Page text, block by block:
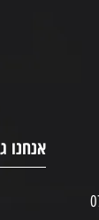
אנחנו